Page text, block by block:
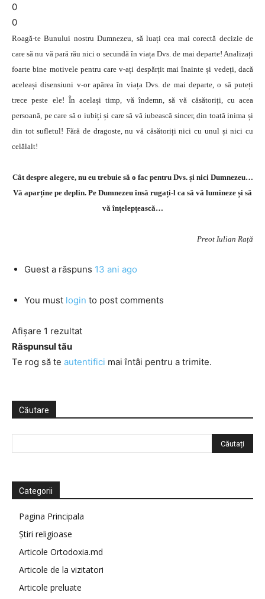
0
0
Roagă-te Bunului nostru Dumnezeu, să luați cea mai corectă decizie de
care să nu vă pară rău nici o secundă în viața Dvs. de mai departe! Analizați
foarte bine motivele pentru care v-ați despărțit mai înainte și vedeți, dacă
aceleași disensiuni v-or apărea în viața Dvs. de mai departe, o să puteți
trece peste ele! În același timp, vă îndemn, să vă căsătoriți, cu acea
persoană, pe care să o iubiți și care să vă iubească sincer, din toată inima și
din tot sufletul! Fără de dragoste, nu vă căsătoriți nici cu unul și nici cu
celălalt!
Cât despre alegere, nu eu trebuie să o fac pentru Dvs. și nici Dumnezeu…
Vă aparține pe deplin. Pe Dumnezeu însă rugați-l ca să vă lumineze și să
vă înțelepțească…
Preot Iulian Rață
Guest a răspuns 13 ani ago
You must login to post comments
Afișare 1 rezultat
Răspunsul tău
Te rog să te autentifici mai întâi pentru a trimite.
Căutare
Categorii
Pagina Principala
Știri religioase
Articole Ortodoxia.md
Articole de la vizitatori
Articole preluate